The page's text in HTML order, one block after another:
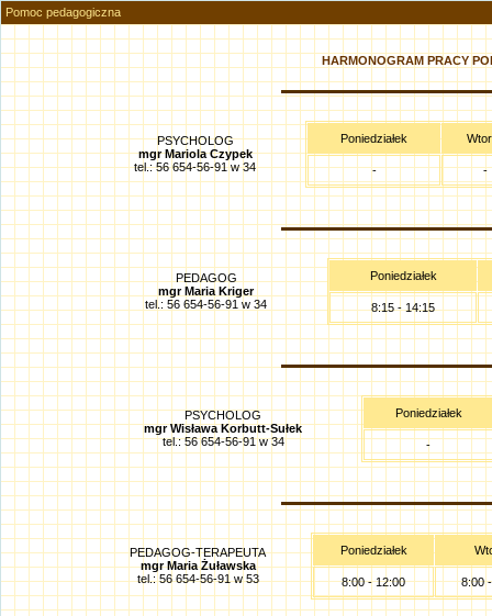
Pomoc pedagogiczna
HARMONOGRAM PRACY
PSYCHOLOG
mgr Mariola Czypek
tel.: 56 654-56-91 w 34
Poniedziałek
- -
PEDAGOG
mgr Maria Kriger
tel.: 56 654-56-91 w 34
Poniedziałek
8:15 - 14:15
PSYCHOLOG
mgr Wisława Korbutt-Sułek
tel.: 56 654-56-91 w 34
Poniedziałek
-
PEDAGOG-TERAPEUTA
mgr Maria Żuławska
tel.: 56 654-56-91 w 53
Poniedziałek
8:00 - 12:00 8:00